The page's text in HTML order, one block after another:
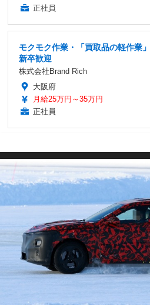
正社員
モクモク作業・「買取品の軽作業
新卒歓迎
株式会社Brand Rich
大阪府
月給25万円～35万円
正社員